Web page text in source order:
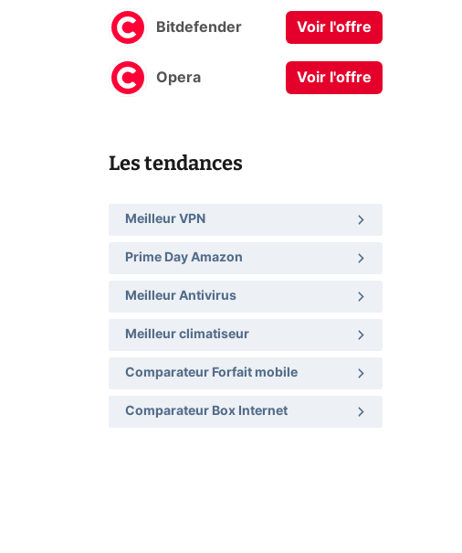
Bitdefender Voir l'offre
Opera Voir l'offre
Les tendances
Meilleur VPN
Prime Day Amazon
Meilleur Antivirus
Meilleur climatiseur
Comparateur Forfait mobile
Comparateur Box Internet